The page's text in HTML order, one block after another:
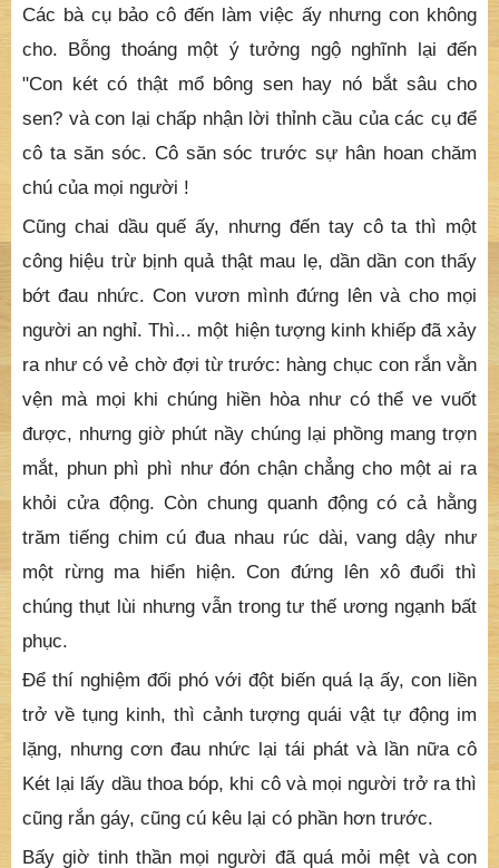
có tăng mà không giảm. Từ ông Hồng Trí, người thị
giả, đến mọi người họ chỉ than khóc, kêu om, người
Thượng giỏi thuốc cũng đành vô phương. Trong ba
hôm đó, lúc nào cô gái họ Trầm cũng núp sau vách
động vừa khóc vừa cầu nguyện, nhìn mọi người làm
thuốc, thoa dầu, hơ bóp cho con.
Các bà cụ bảo cô đến làm việc ấy nhưng con không
cho. Bỗng thoáng một ý tưởng ngộ nghĩnh lại đến
"Con két có thật mổ bông sen hay nó bắt sâu cho
sen? và con lại chấp nhận lời thỉnh cầu của các cụ để
cô ta săn sóc. Cô săn sóc trước sự hân hoan chăm
chú của mọi người !
Cũng chai dầu quế ấy, nhưng đến tay cô ta thì một
công hiệu trừ bịnh quả thật mau lẹ, dần dần con thấy
bớt đau nhức. Con vươn mình đứng lên và cho mọi
người an nghỉ. Thì... một hiện tượng kinh khiếp đã xảy
ra như có vẻ chờ đợi từ trước: hàng chục con rắn vằn
vện mà mọi khi chúng hiền hòa như có thể ve vuốt
được, nhưng giờ phút nầy chúng lại phồng mang trợn
mắt, phun phì phì như đón chận chẳng cho một ai ra
khỏi cửa động. Còn chung quanh động có cả hằng
trăm tiếng chim cú đua nhau rúc dài, vang dậy như
một rừng ma hiển hiện. Con đứng lên xô đuổi thì
chúng thụt lùi nhưng vẫn trong tư thế ương ngạnh bất
phục.